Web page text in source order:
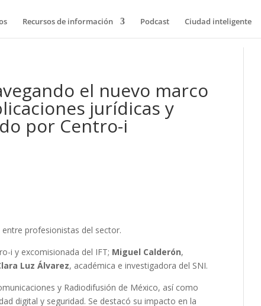
Recursos de información Podcast Ciudad inteligente
el nuevo marco
jurídicas y
por Centro-i
profesionistas del sector.
i y excomisionada del IFT; Miguel Calderón,
Luz Álvarez, académica e investigadora del SNI.
y Radiodifusión de México, así como
digital y seguridad. Se destacó su impacto en la